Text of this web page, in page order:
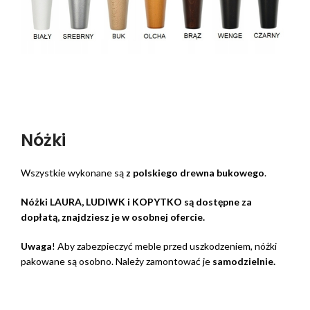
Nóżki
Wszystkie wykonane są z polskiego drewna bukowego.
Nóżki LAURA, LUDIWK i KOPYTKO są dostępne za
dopłatą, znajdziesz je w osobnej ofercie.
Uwaga! Aby zabezpieczyć meble przed uszkodzeniem, nóżki
pakowane są osobno. Należy zamontować je samodzielnie.